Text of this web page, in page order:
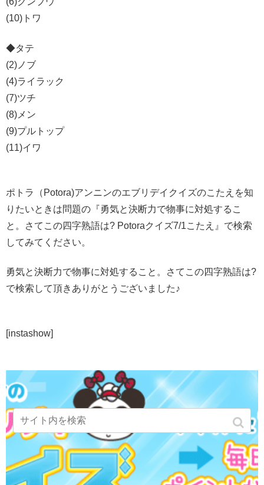
(10)トワ
◆タテ
(2)ノブ
(4)ライラック
(7)ツチ
(8)メン
(9)プルトップ
(11)イワ
ポトラ（Potora)アンニンのエブリデイクイズのこたえを知
りたいときは問題の『勇気と決断力で物事に対処するこ
と。さてこの四字熟語は? Potoraクイズ7/1こたえ』で検索
してみてください。
勇気と決断力で物事に対処すること。さてこの四字熟語は?
で検索して頂きありがとうございました♪
[instashow]